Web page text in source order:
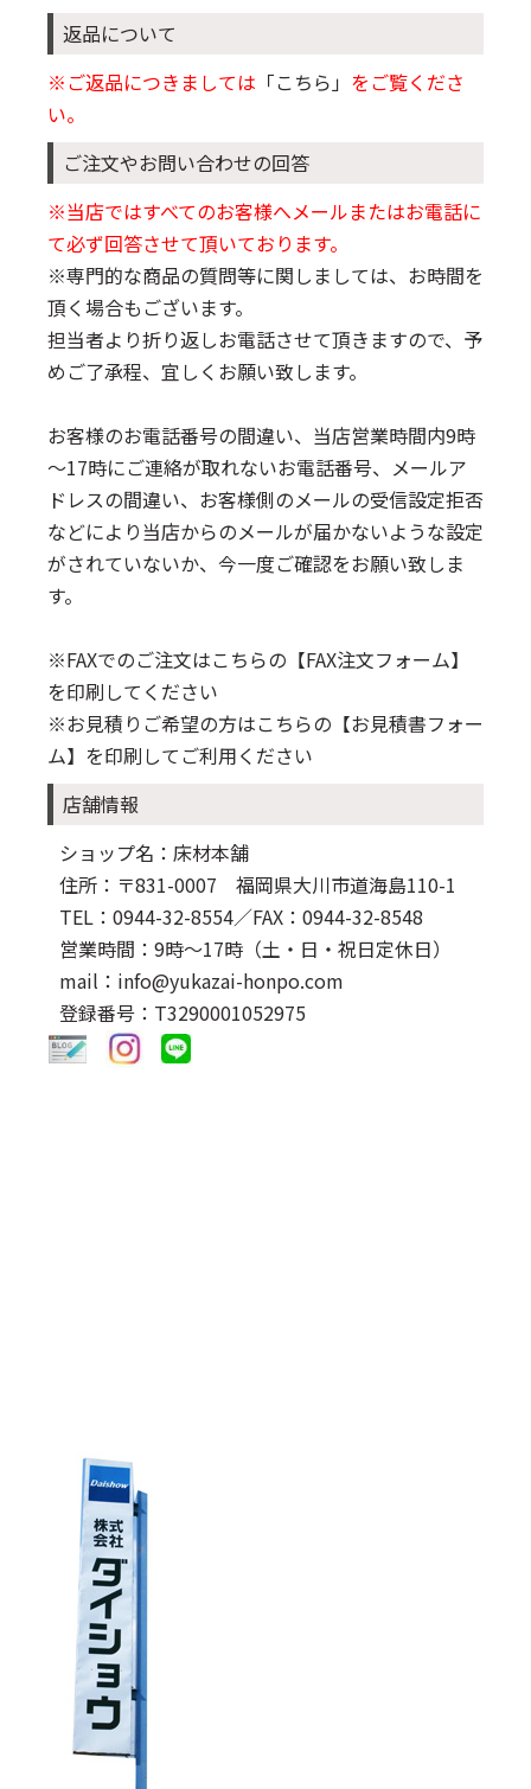
返品について
※ご返品につきましては 「こちら」 をご覧くださ
い。
ご注文やお問い合わせの回答
※当店ではすべてのお客様へメールまたはお電話に
て必ず回答させて頂いております。
※専門的な商品の質問等に関しましては、お時間を
頂く場合もございます。
担当者より折り返しお電話させて頂きますので、予
めご了承程、宜しくお願い致します。
お客様のお電話番号の間違い、当店営業時間内9時
～17時にご連絡が取れないお電話番号、メールア
ドレスの間違い、お客様側のメールの受信設定拒否
などにより当店からのメールが届かないような設定
がされていないか、今一度ご確認をお願い致しま
す。
※FAXでのご注文はこちらの 【FAX注文フォーム】
を印刷してください
※お見積りご希望の方はこちらの 【お見積書フォー
ム】 を印刷してご利用ください
店舗情報
ショップ名：床材本舗
住所：〒831-0007 福岡県大川市道海島110-1
TEL：0944-32-8554／FAX：0944-32-8548
営業時間：9時～17時（土・日・祝日定休日）
mail：info@yukazai-honpo.com
登録番号：T3290001052975